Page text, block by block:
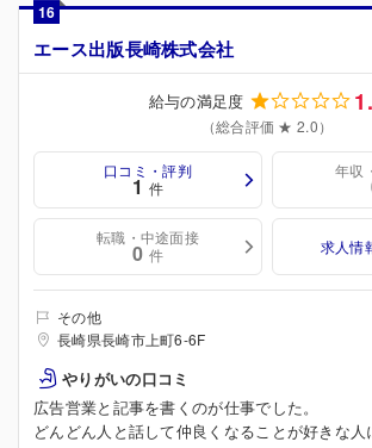
16
エース出版長崎株式会社
給与の満足度
（総合評価 ★ 2.0）
口コミ・評判
1 件
年収
転職・中途面接
0 件 求人情
その他
長崎県長崎市上町6-6F
やりがいの口コミ
広告営業と記事を書くのが仕事でした。
どんどん人と話して仲良くなることが好きな